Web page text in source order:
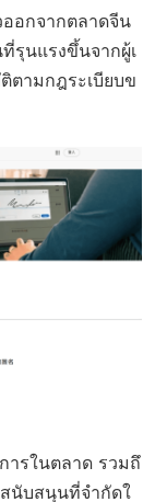
อกจากตลาดจีน
รุนแรงขึ้นจากผู้เ
ตามกฎระเบียบข
ารในตลาด รวมถึ
นับสนุนที่จำกัดใ